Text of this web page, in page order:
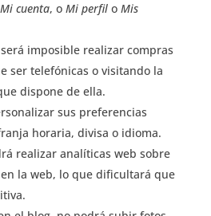
Mi cuenta, o Mi perfilo Mis
imposible realizar compras
ser telefónicas o visitando la
dispone de ella.
sus preferencias
horaria, divisa o idioma.
realizar analíticas web sobre
la web, lo que dificultará que